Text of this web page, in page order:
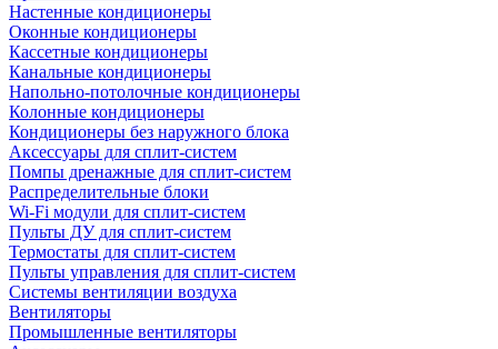
Настенные кондиционеры
Оконные кондиционеры
Кассетные кондиционеры
Канальные кондиционеры
Напольно-потолочные кондиционеры
Колонные кондиционеры
Кондиционеры без наружного блока
Аксессуары для сплит-систем
Помпы дренажные для сплит-систем
Распределительные блоки
Wi-Fi модули для сплит-систем
Пульты ДУ для сплит-систем
Термостаты для сплит-систем
Пульты управления для сплит-систем
Системы вентиляции воздуха
Вентиляторы
Промышленные вентиляторы